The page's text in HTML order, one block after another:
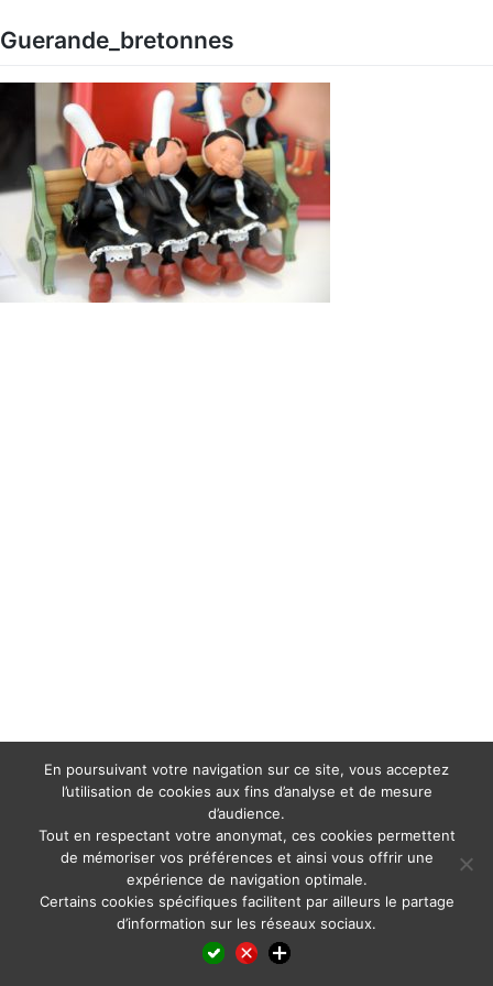
content
Guerande_bretonnes
LinkedIn
X WhatsAppPinterest
En poursuivant votre navigation sur ce site, vous acceptez
l’utilisation de cookies aux fins d’analyse et de mesure
d’audience.
Tout en respectant votre anonymat, ces cookies permettent
de mémoriser vos préférences et ainsi vous offrir une
expérience de navigation optimale.
Certains cookies spécifiques facilitent par ailleurs le partage
d’information sur les réseaux sociaux.